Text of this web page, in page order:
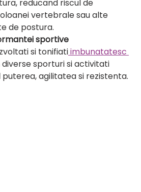
reducand riscul de
vertebrale sau alte
de postura.
sportive
si tonifiati imbunatatesc
sporturi si activitati
agilitatea si rezistenta.